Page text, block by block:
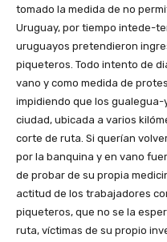
tomado la medida de no
Uruguay, por tiempo intede-
uruguayos pretendieron
piqueteros. Todo intento de
vano y como medida de
impidiendo que los
ciudad, ubicada a varios
corte de ruta. Si querían
por la banquina y en vano
de probar de su propia
actitud de los trabajadores
piqueteros, que no se la
ruta, víctimas de su propio